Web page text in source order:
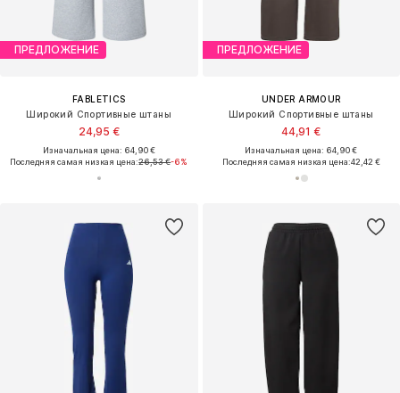
ПРЕДЛОЖЕНИЕ
FABLETICS
Широкий Спортивные штаны
24,95 €
Изначальная цена: 64,90 €
Последняя самая низкая цена:26,53 €-6%
ПРЕДЛОЖЕНИЕ
UNDER ARMOUR
Широкий Спортивные штаны
44,91 €
Изначальная цена: 64,90 €
Последняя самая низкая цена:42,42 €